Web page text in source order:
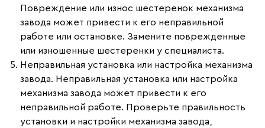
Повреждение или износ шестеренок механизма
завода может привести к его неправильной
работе или остановке. Замените поврежденные
или изношенные шестеренки у специалиста.
Неправильная установка или настройка механизма
завода. Неправильная установка или настройка
механизма завода может привести к его
неправильной работе. Проверьте правильность
установки и настройки механизма завода,